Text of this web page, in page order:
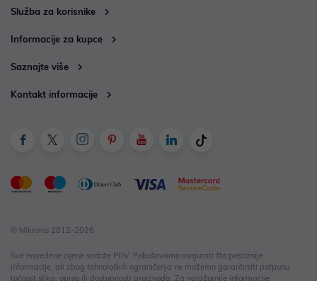
Služba za korisnike
Informacije za kupce
Saznajte više
Kontakt informacije
© Mikronis 2012-2026
Sve navedene cijene sadrže PDV. Pokušavamo osigurati što preciznije
informacije, ali zbog tehnoloških ograničenja ne možemo garantirati potpunu
točnost slika, opisa ili dostupnosti proizvoda. Za najažurnije informacije